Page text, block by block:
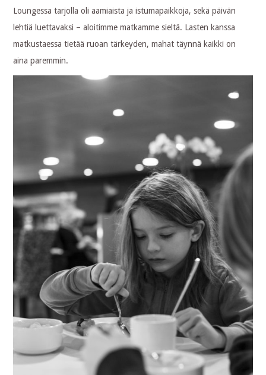
Loungessa tarjolla oli aamiaista ja istumapaikkoja, sekä päivän
lehtiä luettavaksi – aloitimme matkamme sieltä. Lasten kanssa
matkustaessa tietää ruoan tärkeyden, mahat täynnä kaikki on
aina paremmin.